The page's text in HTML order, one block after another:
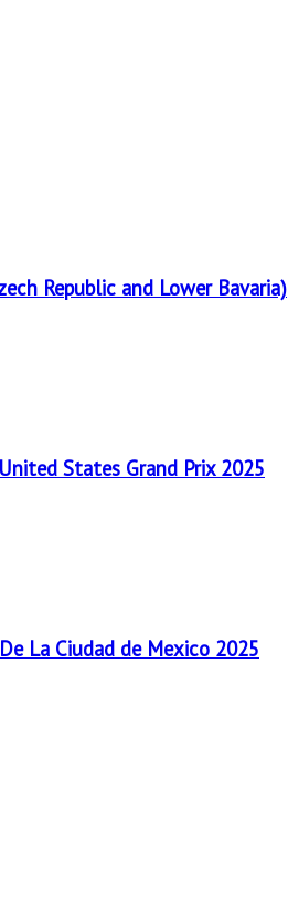
Republic and Lower Bavaria)
United States Grand Prix 2025
La Ciudad de Mexico 2025